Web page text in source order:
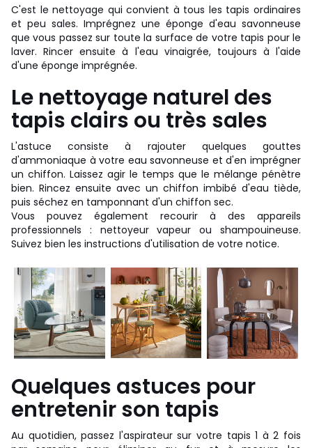
C'est le nettoyage qui convient à tous les tapis ordinaires
et peu sales. Imprégnez une éponge d'eau savonneuse
que vous passez sur toute la surface de votre tapis pour le
laver. Rincer ensuite à l'eau vinaigrée, toujours à l'aide
d'une éponge imprégnée.
Le nettoyage naturel des
tapis clairs ou très sales
L'astuce consiste à rajouter quelques gouttes
d'ammoniaque à votre eau savonneuse et d'en imprégner
un chiffon. Laissez agir le temps que le mélange pénètre
bien. Rincez ensuite avec un chiffon imbibé d'eau tiède,
puis séchez en tamponnant d'un chiffon sec.
Vous pouvez également recourir à des appareils
professionnels : nettoyeur vapeur ou shampouineuse.
Suivez bien les instructions d'utilisation de votre notice.
Quelques astuces pour
entretenir son tapis
Au quotidien, passez l'aspirateur sur votre tapis 1 à 2 fois